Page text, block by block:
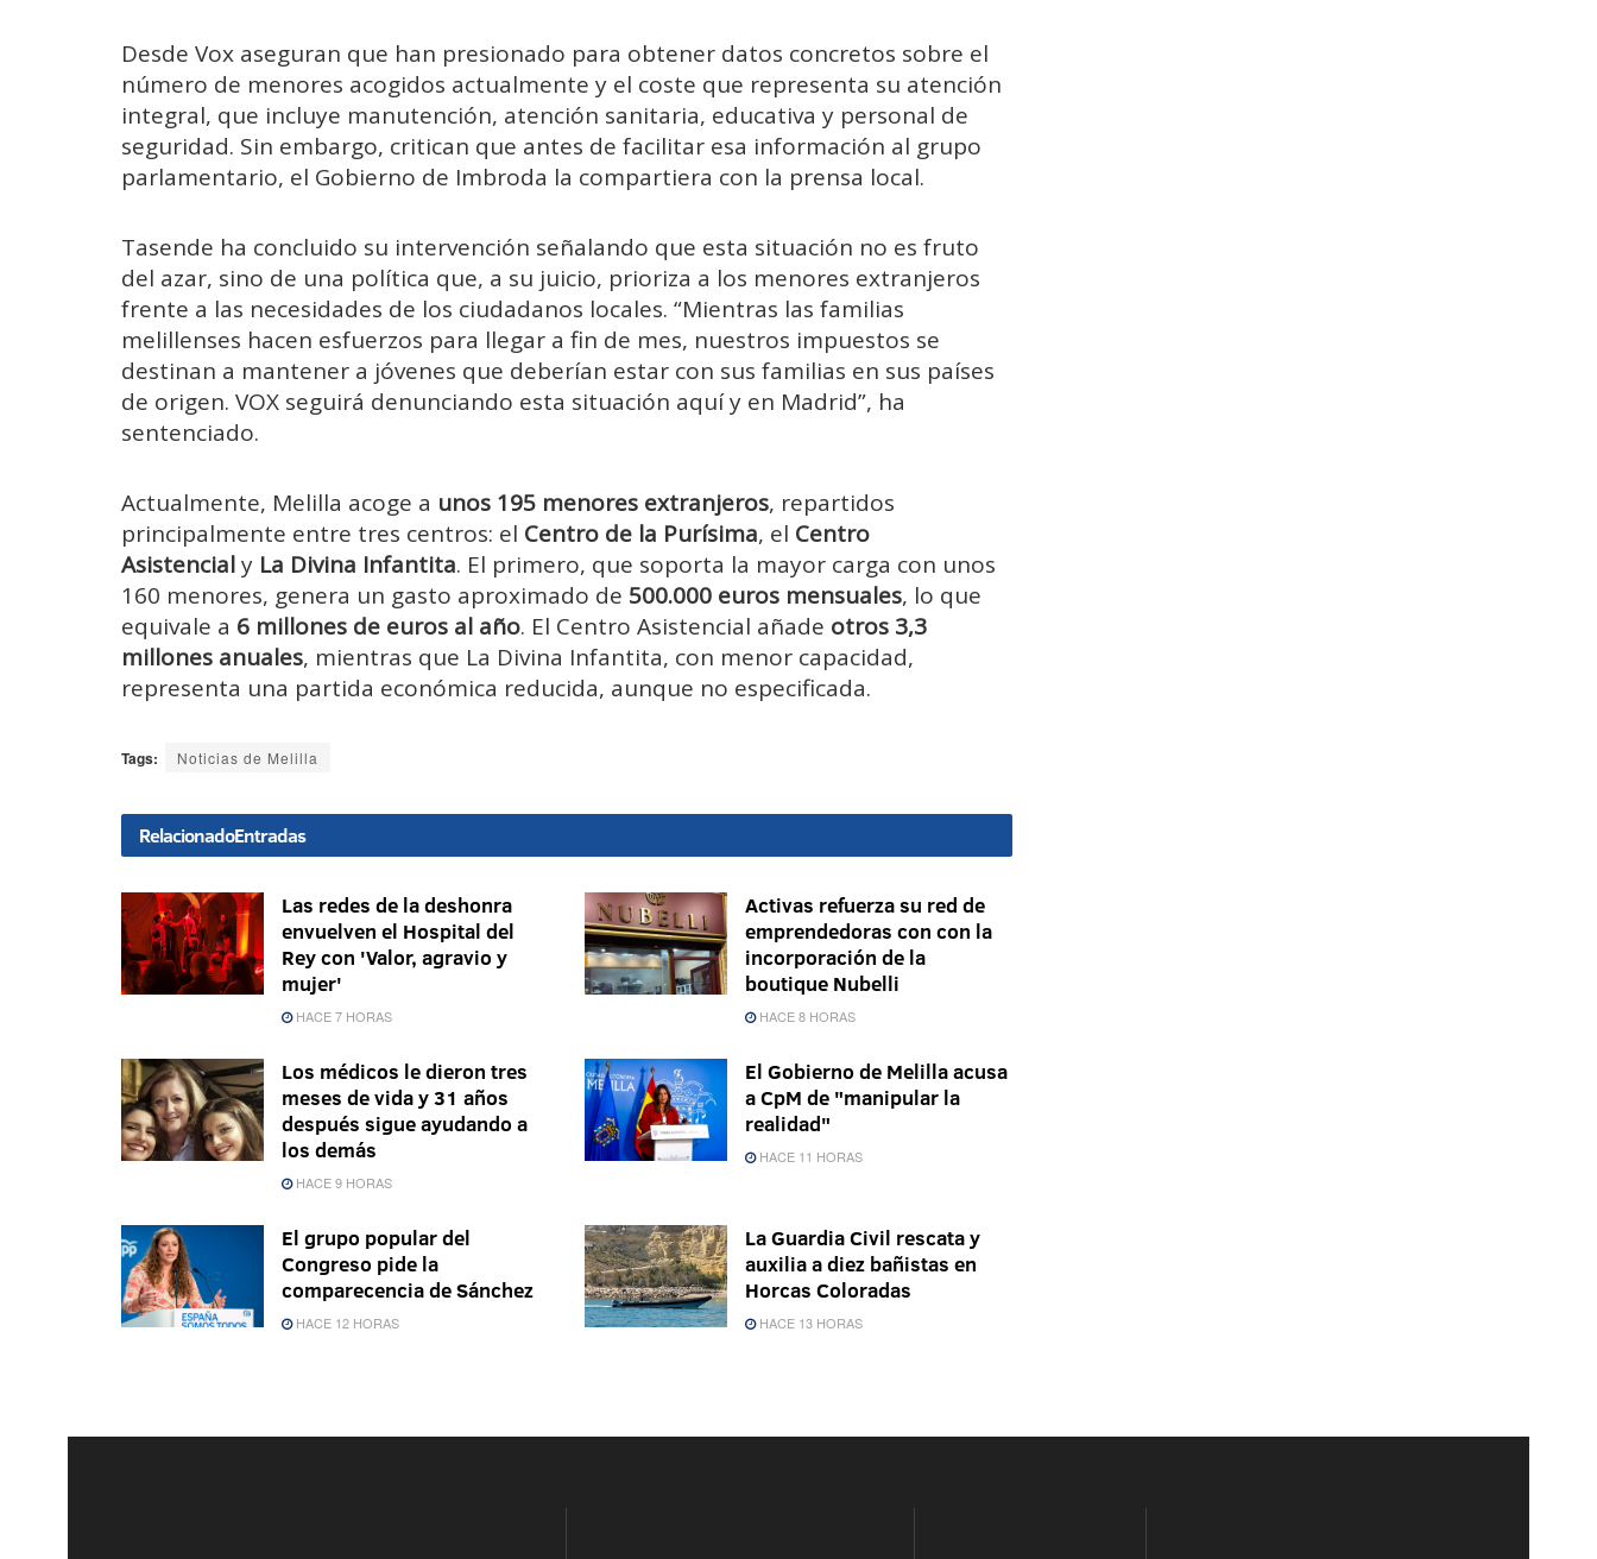
Desde Vox aseguran que han presionado para obtener datos concretos sobre el
número de menores acogidos actualmente y el coste que representa su atención
integral, que incluye manutención, atención sanitaria, educativa y personal de
seguridad. Sin embargo, critican que antes de facilitar esa información al grupo
parlamentario, el Gobierno de Imbroda la compartiera con la prensa local.
Tasende ha concluido su intervención señalando que esta situación no es fruto
del azar, sino de una política que, a su juicio, prioriza a los menores extranjeros
frente a las necesidades de los ciudadanos locales. “Mientras las familias
melillenses hacen esfuerzos para llegar a fin de mes, nuestros impuestos se
destinan a mantener a jóvenes que deberían estar con sus familias en sus países
de origen. VOX seguirá denunciando esta situación aquí y en Madrid”, ha
sentenciado.
Actualmente, Melilla acoge a unos 195 menores extranjeros, repartidos
principalmente entre tres centros: el Centro de la Purísima, el Centro
Asistencialy La Divina Infantita. El primero, que soporta la mayor carga con unos
160 menores, genera un gasto aproximado de 500.000 euros mensuales, lo que
equivale a 6 millones de euros al año. El Centro Asistencial añade otros 3,3
millones anuales, mientras que La Divina Infantita, con menor capacidad,
representa una partida económica reducida, aunque no especificada.
Tags: Noticias de Melilla
RelacionadoEntradas
Las redes de la deshonra
envuelven el Hospital del
Rey con 'Valor, agravio y
mujer'
HACE 7 HORAS
Activas refuerza su red de
emprendedoras con con la
incorporación de la
boutique Nubelli
HACE 8 HORAS
Los médicos le dieron tres
meses de vida y 31 años
después sigue ayudando a
los demás
HACE 9 HORAS
El Gobierno de Melilla acusa
a CpM de "manipular la
realidad"
HACE 11 HORAS
El grupo popular del
Congreso pide la
comparecencia de Sánchez
HACE 12 HORAS
La Guardia Civil rescata y
auxilia a diez bañistas en
Horcas Coloradas
HACE 13 HORAS